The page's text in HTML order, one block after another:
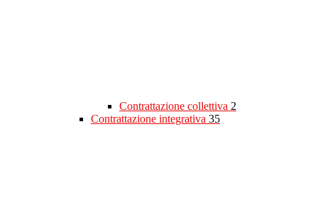
Contrattazione collettiva 2
Contrattazione integrativa 35